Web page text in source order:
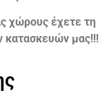
χώρους έχετε τη
κατασκευών μας!!!